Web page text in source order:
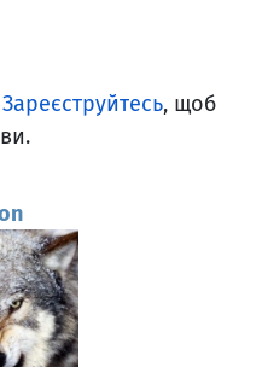
Зареєструйтесь, щоб